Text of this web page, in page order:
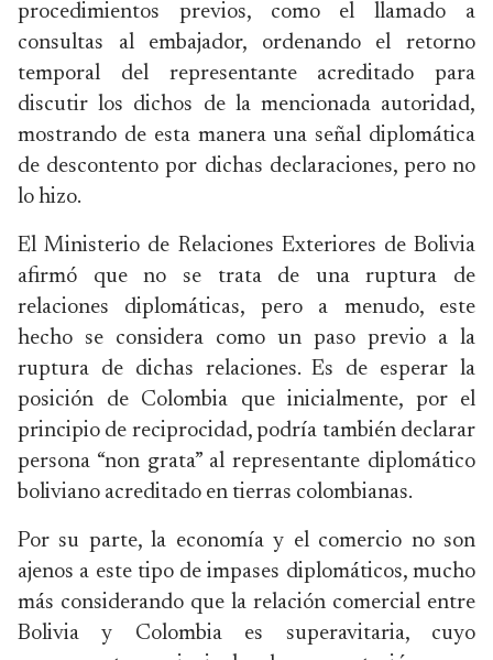
procedimientos previos, como el llamado a
consultas al embajador, ordenando el retorno
temporal del representante acreditado para
discutir los dichos de la mencionada autoridad,
mostrando de esta manera una señal diplomática
de descontento por dichas declaraciones, pero no
lo hizo.
El Ministerio de Relaciones Exteriores de Bolivia
afirmó que no se trata de una ruptura de
relaciones diplomáticas, pero a menudo, este
hecho se considera como un paso previo a la
ruptura de dichas relaciones. Es de esperar la
posición de Colombia que inicialmente, por el
principio de reciprocidad, podría también declarar
persona “non grata” al representante diplomático
boliviano acreditado en tierras colombianas.
Por su parte, la economía y el comercio no son
ajenos a este tipo de impases diplomáticos, mucho
más considerando que la relación comercial entre
Bolivia y Colombia es superavitaria, cuyo